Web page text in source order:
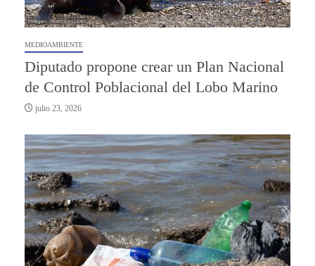
MEDIOAMBIENTE
Diputado propone crear un Plan Nacional
de Control Poblacional del Lobo Marino
julio 23, 2026